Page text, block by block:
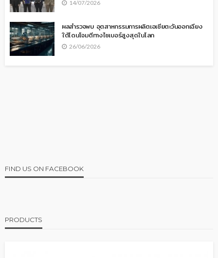
14/07/2026
ผลสำรวจพบ อุตสาหกรรมการผลิตเอเชียตะวันออกเฉียง
ใต้โดนโจมตีทางไซเบอร์สูงสุดในโลก
26/06/2026
FIND US ON FACEBOOK
PRODUCTS